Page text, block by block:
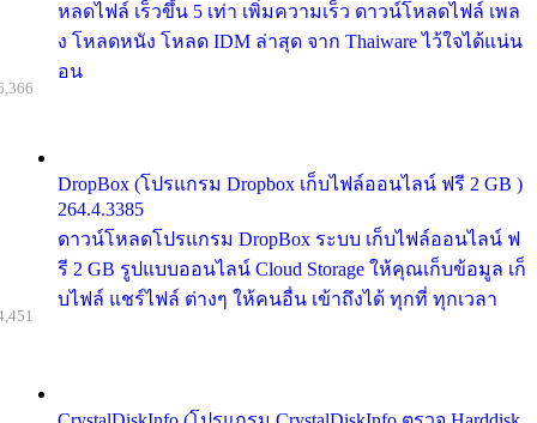
หลดไฟล์ เร็วขึ้น 5 เท่า เพิ่มความเร็ว ดาวน์โหลดไฟล์ เพล
ง โหลดหนัง โหลด IDM ล่าสุด จาก Thaiware ไว้ใจได้แน่น
อน
DropBox (โปรแกรม Dropbox เก็บไฟล์ออนไลน์ ฟรี 2 GB )
264.4.3385
ดาวน์โหลดโปรแกรม DropBox ระบบ เก็บไฟล์ออนไลน์ ฟ
รี 2 GB รูปแบบออนไลน์ Cloud Storage ให้คุณเก็บข้อมูล เก็
บไฟล์ แชร์ไฟล์ ต่างๆ ให้คนอื่น เข้าถึงได้ ทุกที่ ทุกเวลา